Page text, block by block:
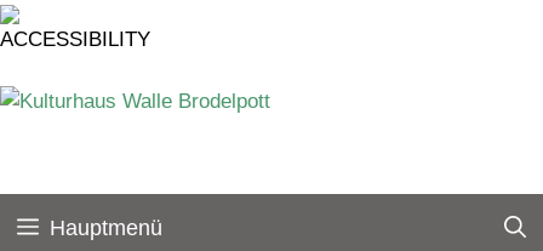
Zum
springen
Hauptmenü